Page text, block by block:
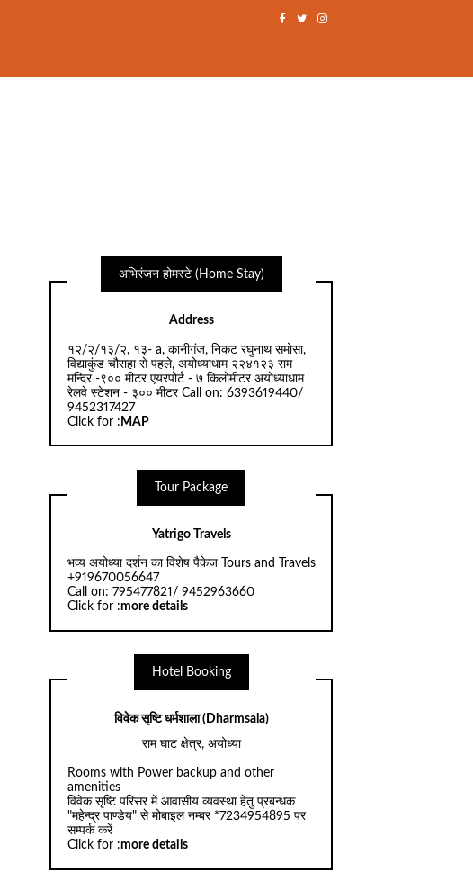
अभिरंजन होमस्टे (Home Stay)
Address
१२/२/१३/२, १३- a, कानीगंज, निकट रघुनाथ समोसा,
विद्याकुंड चौराहा से पहले, अयोध्याधाम २२४१२३ राम
मन्दिर -९०० मीटर एयरपोर्ट - ७ किलोमीटर अयोध्याधाम
रेलवे स्टेशन - ३०० मीटर Call on: 6393619440/
9452317427
Click for : MAP
Tour Package
Yatrigo Travels
भव्य अयोध्या दर्शन का विशेष पैकेज Tours and Travels
+919670056647
Call on: 795477821/ 9452963660
Click for :more details
Hotel Booking
विवेक सृष्टि धर्मशाला (Dharmsala)
राम घाट क्षेत्र, अयोध्या
Rooms with Power backup and other
amenities
विवेक सृष्टि परिसर में आवासीय व्यवस्था हेतु प्रबन्धक
"महेन्द्र पाण्डेय" से मोबाइल नम्बर *7234954895 पर
सम्पर्क करें
Click for :more details